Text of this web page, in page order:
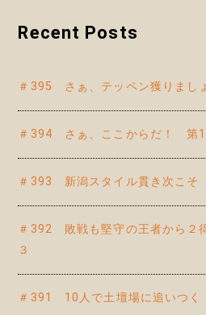
Recent Posts
＃395 さぁ、テッペン獲りまし
＃394 さぁ、ここからだ！ 第
＃393 新潟スタイル貫き次こそ
＃392 敗戦も堅守の王者から２
３
＃391 10人で土壇場に追いつ